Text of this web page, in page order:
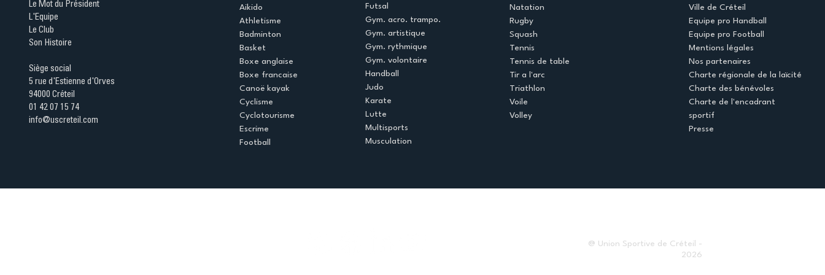
Le Mot du Président
L'Equipe
Le Club
Son Histoire
Siège social
5 rue d'Estienne d'Orves
94000 Créteil
01 42 07 15 74
info@uscreteil.com
Aikido
Athletisme
Badminton
Basket
Boxe anglaise
Boxe francaise
Canoë kayak
Cyclisme
Cyclotourisme
Escrime
Football
Futsal
Gym. acro. trampo.
Gym. artistique
Gym. rythmique
Gym. volontaire
Handball
Judo
Karate
Lutte
Multisports
Musculation
Natation
Rugby
Squash
Tennis
Tennis de table
Tir a l'arc
Triathlon
Voile
Volley
Ville de Créteil
Equipe pro Handball
Equipe pro Football
Mentions légales
Nos partenaires
Charte régionale de la laïcité
Charte des bénévoles
Charte de l'encadrant
sportif
Presse
@ Union Sportive de Créteil -
2026